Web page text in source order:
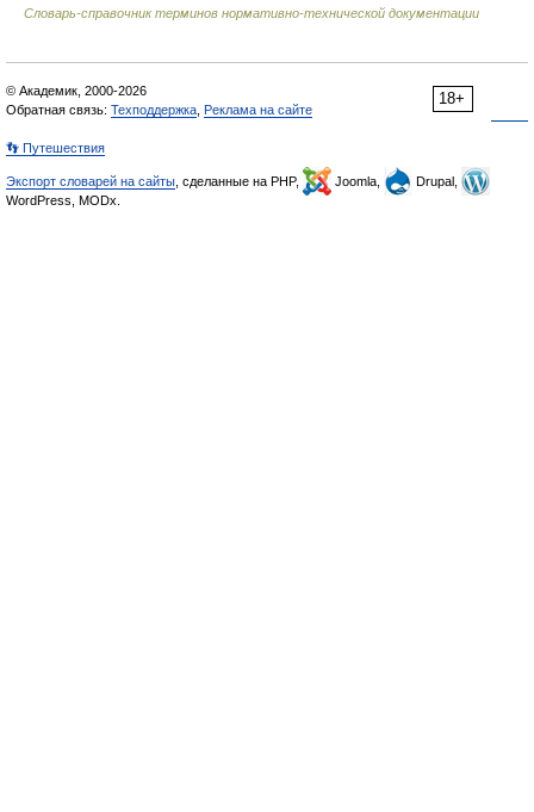
Словарь-справочник терминов нормативно-технической документации
18+
© Академик, 2000-2026
Обратная связь: Техподдержка Реклама на сайте
👣 Путешествия
Экспорт словарей на сайты , сделанные на PHP, Joomla,
Drupal,
WordPress, MODx.